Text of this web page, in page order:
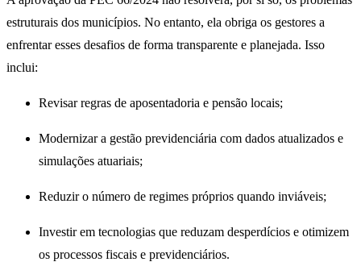
estruturais dos municípios. No entanto, ela obriga os gestores a
enfrentar esses desafios de forma transparente e planejada. Isso
inclui:
Revisar regras de aposentadoria e pensão locais;
Modernizar a gestão previdenciária com dados atualizados e
simulações atuariais;
Reduzir o número de regimes próprios quando inviáveis;
Investir em tecnologias que reduzam desperdícios e otimizem
os processos fiscais e previdenciários.